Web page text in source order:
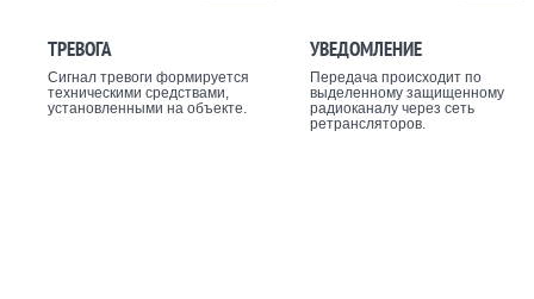
ТРЕВОГА
Сигнал тревоги формируется
техническими средствами,
установленными на объекте.
УВЕДОМЛЕНИЕ
Передача происходит по
выделенному защищенному
радиоканалу через сеть
ретрансляторов.